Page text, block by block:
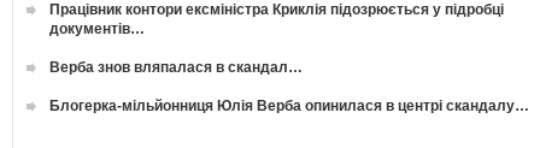
Працівник контори ексміністра Криклія підозрюється у підробці
документів…
Верба знов вляпалася в скандал…
Блогерка-мільйонниця Юлія Верба опинилася в центрі скандалу…